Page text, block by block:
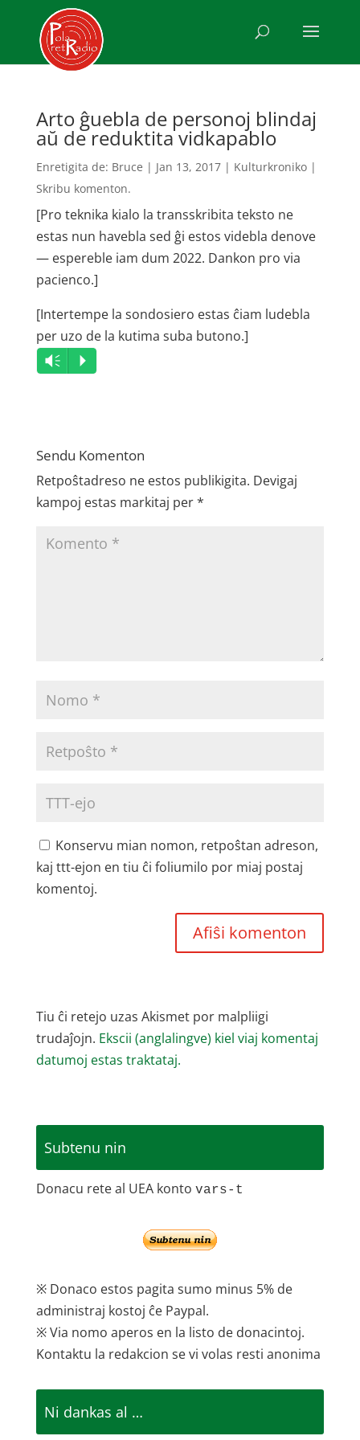
Arto ĝuebla de personoj blindaj
aŭ de reduktita vidkapablo
Enretigita de: Bruce | Jan 13, 2017| Kulturkroniko|
Skribu komenton.
[Pro teknika kialo la transskribita teksto ne
estas nun havebla sed ĝi estos videbla denove
— espereble iam dum 2022. Dankon pro via
pacienco.]
[Intertempe la sondosiero estas ĉiam ludebla
per uzo de la kutima suba butono.]
Audio
Player
Vm P
Sendu Komenton
Retpoŝtadreso ne estos publikigita. Devigaj
kampoj estas markitaj per*
Konservu mian nomon, retpoŝtan adreson,
kaj ttt-ejon en tiu ĉi foliumilo por miaj postaj
komentoj.
Tiu ĉi retejo uzas Akismet por malpliigi
trudaĵojn. Ekscii (anglalingve) kiel viaj komentaj
datumoj estas traktataj.
Subtenu nin
Donacu rete al UEA konto vars-t
※ Donaco estos pagita sumo minus 5% de
administraj kostoj ĉe Paypal.
※ Via nomo aperos en la listo de donacintoj.
Kontaktu la redakcion se vi volas resti anonima
Ni dankas al …